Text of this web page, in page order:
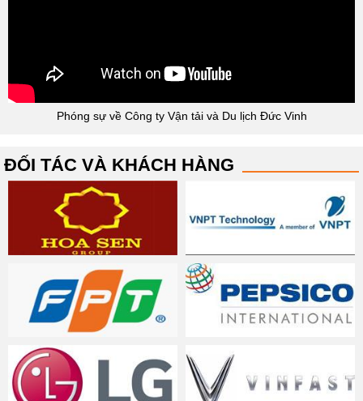
Phóng sự về Công ty Vận tải và Du lịch Đức Vinh
ĐỐI TÁC VÀ KHÁCH HÀNG